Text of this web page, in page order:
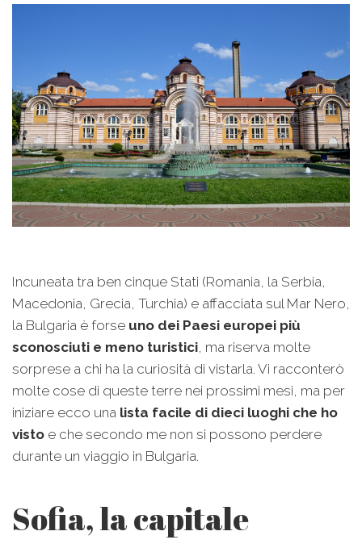
Incuneata tra ben cinque Stati (Romania, la Serbia,
Macedonia, Grecia, Turchia) e affacciata sul Mar Nero,
la Bulgaria è forse uno dei Paesi europei più
sconosciuti e meno turistici, ma riserva molte
sorprese a chi ha la curiosità di vistarla. Vi racconterò
molte cose di queste terre nei prossimi mesi, ma per
iniziare ecco una lista facile di dieci luoghi che ho
visto e che secondo me non si possono perdere
durante un viaggio in Bulgaria.
Sofia, la capitale